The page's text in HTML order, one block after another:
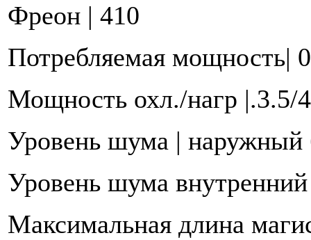
Фреон | 410
Потребляемая мощность|
Мощность охл./нагр |.3.5/
Уровень шума | наружный
Уровень шума
Максимальная длина